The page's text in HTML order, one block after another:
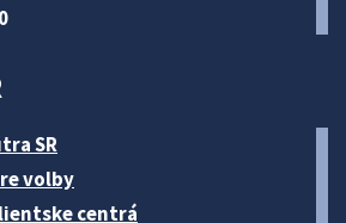
SR
volby
centrá